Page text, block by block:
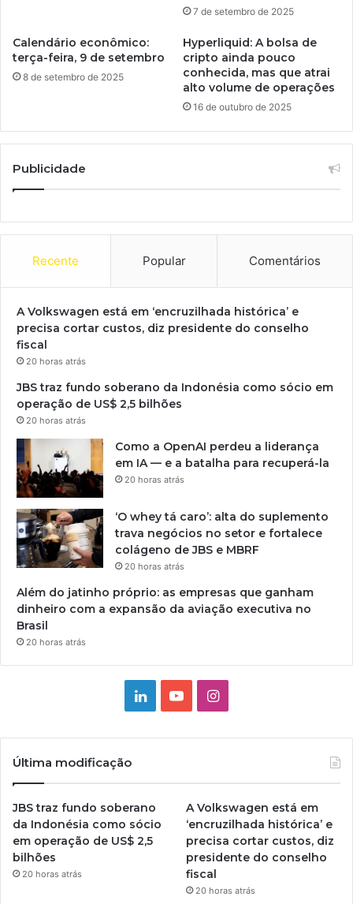
7 de setembro de 2025
Calendário econômico:
terça-feira, 9 de setembro
8 de setembro de 2025
Hyperliquid: A bolsa de
cripto ainda pouco
conhecida, mas que atrai
alto volume de operações
16 de outubro de 2025
Publicidade
Recente Popular Comentários
A Volkswagen está em ‘encruzilhada histórica’ e
precisa cortar custos, diz presidente do conselho
fiscal
20 horas atrás
JBS traz fundo soberano da Indonésia como sócio em
operação de US$ 2,5 bilhões
20 horas atrás
Como a OpenAI perdeu a liderança
em IA — e a batalha para recuperá-la
20 horas atrás
‘O whey tá caro’: alta do suplemento
trava negócios no setor e fortalece
colágeno de JBS e MBRF
20 horas atrás
Além do jatinho próprio: as empresas que ganham
dinheiro com a expansão da aviação executiva no
Brasil
20 horas atrás
LinkedinYouTubeInstagram
Última modificação
JBS traz fundo soberano
da Indonésia como sócio
em operação de US$ 2,5
bilhões
20 horas atrás
A Volkswagen está em
‘encruzilhada histórica’ e
precisa cortar custos, diz
presidente do conselho
fiscal
20 horas atrás